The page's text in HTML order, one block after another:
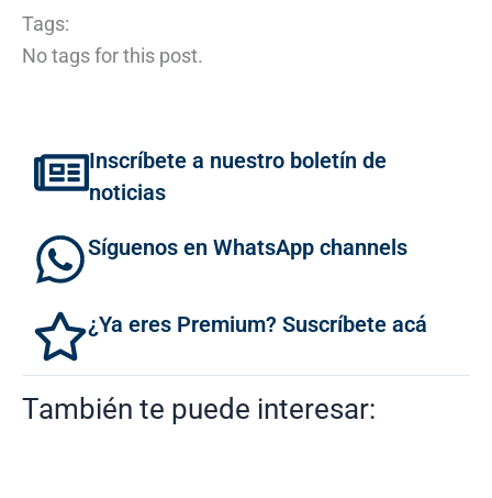
Tags:
No tags for this post.
Inscríbete a nuestro boletín de
noticias
Síguenos en WhatsApp channels
¿Ya eres Premium? Suscríbete acá
También te puede interesar: